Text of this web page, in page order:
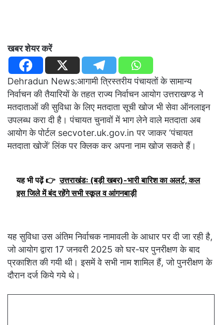
खबर शेयर करें
Dehradun News:आगामी त्रिस्तरीय पंचायतों के सामान्य
निर्वाचन की तैयारियों के तहत राज्य निर्वाचन आयोग उत्तराखण्ड ने
मतदाताओं की सुविधा के लिए मतदाता सूची खोज भी सेवा ऑनलाइन
उपलब्ध करा दी है। पंचायत चुनावों में भाग लेने वाले मतदाता अब
आयोग के पोर्टल secvoter.uk.gov.in पर जाकर ‘पंचायत
मतदाता खोजें’ लिंक पर क्लिक कर अपना नाम खोज सकते हैं।
यह भी पढ़ें 👉 उत्तराखंडः (बड़ी खबर)-भारी बारिश का अलर्ट, कल
इस जिले में बंद रहेंगे सभी स्कूल व आंगनबाड़ी
यह सुविधा उस अंतिम निर्वाचक नामावली के आधार पर दी जा रही है,
जो आयोग द्वारा 17 जनवरी 2025 को घर-घर पुनरीक्षण के बाद
प्रकाशित की गयी थी। इसमें वे सभी नाम शामिल हैं, जो पुनरीक्षण के
दौरान दर्ज किये गये थे।